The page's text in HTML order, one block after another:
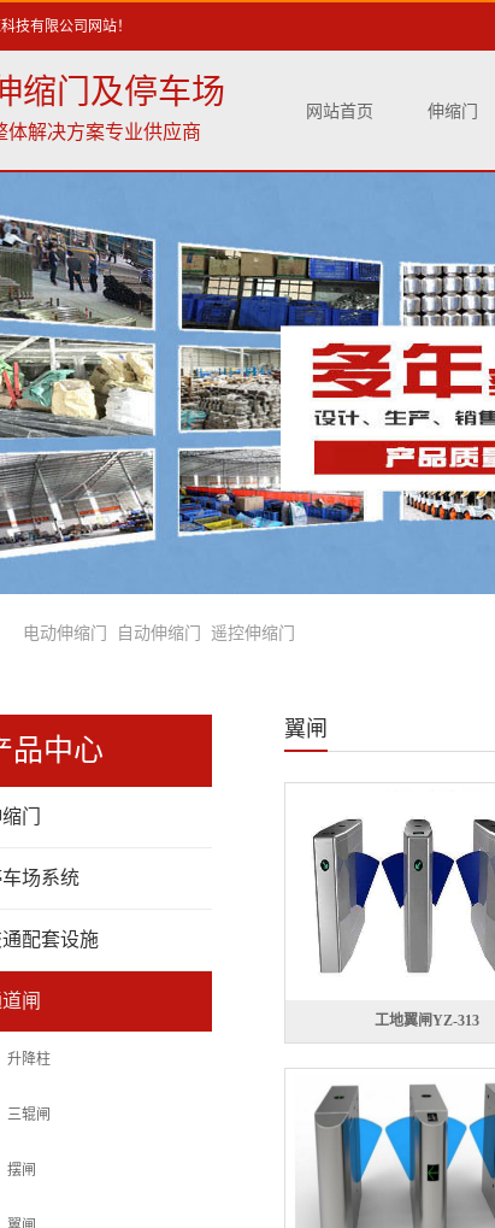
技有限公司网站！
缩门及停车场
体解决方案专业供应商
网站首页 伸缩门
电动伸缩门 自动伸缩门 遥控伸缩门
品中心
门
场系统
通配套设施
闸
升降柱
三辊闸
摆闸
翼闸
工地翼闸YZ-313